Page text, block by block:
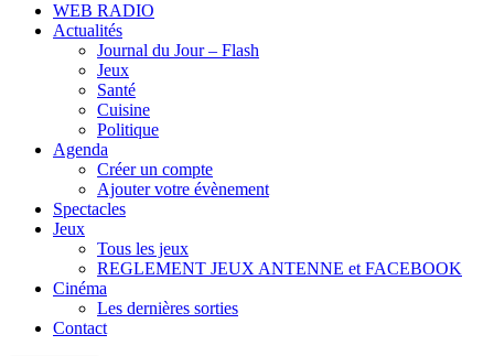
WEB RADIO
Actualités
Journal du Jour – Flash
Jeux
Santé
Cuisine
Politique
Agenda
Créer un compte
Ajouter votre évènement
Spectacles
Jeux
Tous les jeux
REGLEMENT JEUX ANTENNE et FACEBOOK
Cinéma
Les dernières sorties
Contact